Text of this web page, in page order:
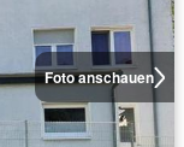
Foto anschauen